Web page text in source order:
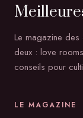
Le magazine
deux : love
conseils pour
LE MAGAZINE